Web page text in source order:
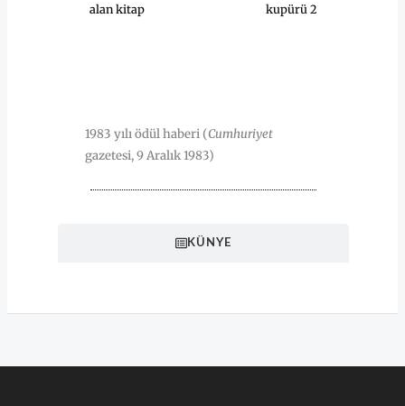
alan kitap
kupürü 2
KÜNYE
1983 yılı ödül haberi (Cumhuriyet
gazetesi, 9 Aralık 1983)